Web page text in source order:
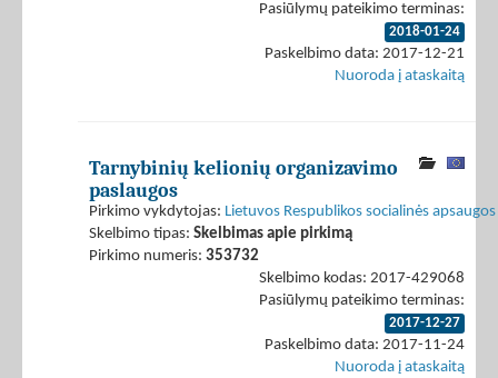
Pasiūlymų pateikimo terminas:
2018-01-24
Paskelbimo data: 2017-12-21
Nuoroda į ataskaitą
Tarnybinių kelionių organizavimo
paslaugos
Pirkimo vykdytojas: Lietuvos Respublikos socialinės
Skelbimo tipas: Skelbimas apie pirkimą
Pirkimo numeris: 353732
Skelbimo kodas: 2017-429068
Pasiūlymų pateikimo terminas:
2017-12-27
Paskelbimo data: 2017-11-24
Nuoroda į ataskaitą